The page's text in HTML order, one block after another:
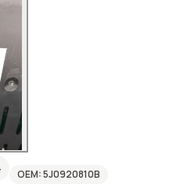
OEM:5J0920810B